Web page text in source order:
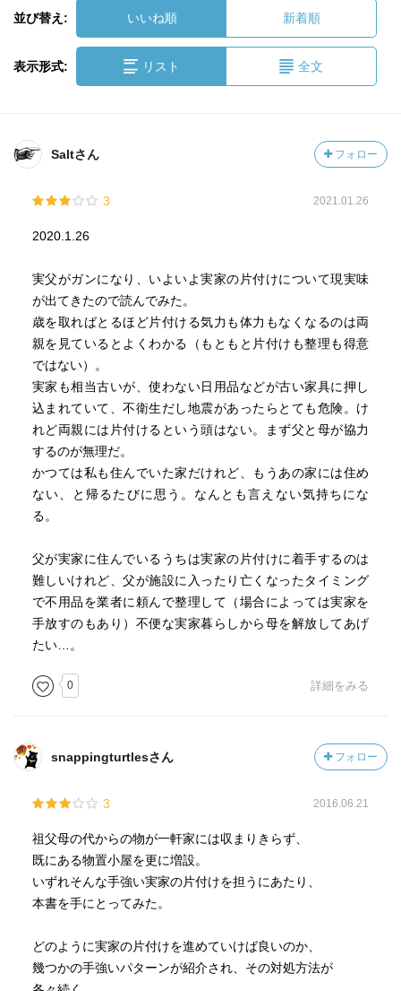
並び替え: いいね順 新着順
表示形式: リスト 全文
Saltさん フォロー
3 2021.01.26
2020.1.26
実父がガンになり、いよいよ実家の片付けについて現実味
が出てきたので読んでみた。
歳を取ればとるほど片付ける気力も体力もなくなるのは両
親を見ているとよくわかる（もともと片付けも整理も得意
ではない）。
実家も相当古いが、使わない日用品などが古い家具に押し
込まれていて、不衛生だし地震があったらとても危険。け
れど両親には片付けるという頭はない。まず父と母が協力
するのが無理だ。
かつては私も住んでいた家だけれど、もうあの家には住め
ない、と帰るたびに思う。なんとも言えない気持ちにな
る。
父が実家に住んでいるうちは実家の片付けに着手するのは
難しいけれど、父が施設に入ったり亡くなったタイミング
で不用品を業者に頼んで整理して（場合によっては実家を
手放すのもあり）不便な実家暮らしから母を解放してあげ
たい…。
0 詳細をみる
snappingturtlesさん フォロー
3 2016.06.21
祖父母の代からの物が一軒家には収まりきらず、
既にある物置小屋を更に増設。
いずれそんな手強い実家の片付けを担うにあたり、
本書を手にとってみた。
どのように実家の片付けを進めていけば良いのか、
幾つかの手強いパターンが紹介され、その対処方法が